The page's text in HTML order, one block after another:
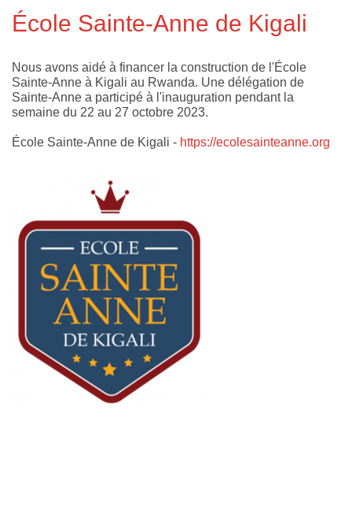
École Sainte-Anne de Kigali
Nous avons aidé à financer la construction de l'École
Sainte-Anne à Kigali au Rwanda. Une délégation de
Sainte-Anne a participé à l'inauguration pendant la
semaine du 22 au 27 octobre 2023.
École Sainte-Anne de Kigali - https://ecolesainteanne.org